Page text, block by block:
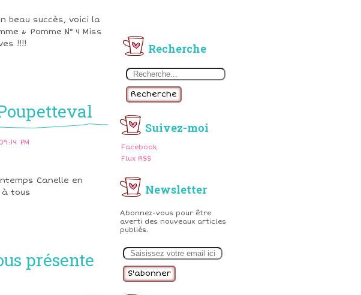
Recherche
Recherche
Suivez-moi
Facebook
Flux RSS
Newsletter
Abonnez-vous pour être
averti des nouveaux articles
publiés.
m
beau succès, voici la
& Pomme N° 4 Miss
!!!!
PM
Canelle en
à tous
présente